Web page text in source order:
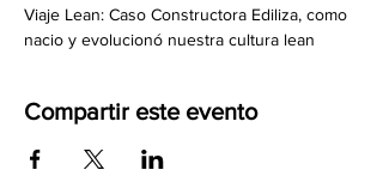
Viaje Lean: Caso Constructora Ediliza, como
nacio y evolucionó nuestra cultura lean
Compartir este evento